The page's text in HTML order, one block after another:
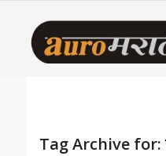
Tag Archive for: